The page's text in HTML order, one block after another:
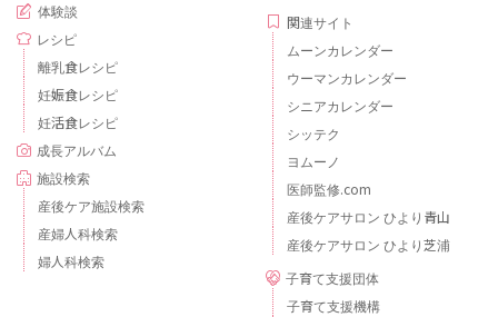
体験談
レシピ
離乳食レシピ
妊娠食レシピ
妊活食レシピ
成長アルバム
施設検索
産後ケア施設検索
産婦人科検索
婦人科検索
関連サイト
ムーンカレンダー
ウーマンカレンダー
シニアカレンダー
シッテク
ヨムーノ
医師監修.com
産後ケアサロン ひより青山
産後ケアサロン ひより芝浦
子育て支援団体
子育て支援機構